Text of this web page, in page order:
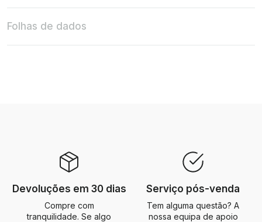
Folhas de dados
Devoluções em 30 dias
Compre com
tranquilidade. Se algo
Serviço pós-venda
Tem alguma questão? A
nossa equipa de apoio